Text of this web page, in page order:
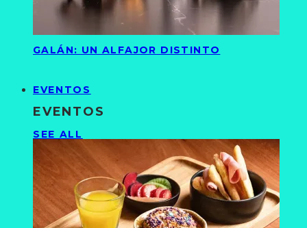
GALÁN: UN ALFAJOR DISTINTO
EVENTOS
EVENTOS
SEE ALL